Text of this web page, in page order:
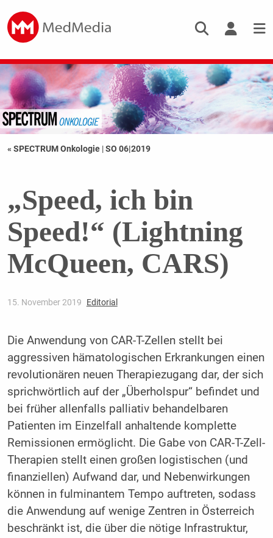
« SPECTRUM Onkologie |SO 06|2019
„Speed, ich bin
Speed!“ (Lightning
McQueen, CARS)
15. November 2019 Editorial
Die Anwendung von CAR-T-Zellen stellt bei
aggressiven hämatologischen Erkrankungen einen
revolutionären neuen Therapiezugang dar, der sich
sprichwörtlich auf der „Überholspur“ befindet und
bei früher allenfalls palliativ behandelbaren
Patienten im Einzelfall anhaltende komplette
Remissionen ermöglicht. Die Gabe von CAR-T-Zell-
Therapien stellt einen großen logistischen (und
finanziellen) Aufwand dar, und Nebenwirkungen
können in fulminantem Tempo auftreten, sodass
die Anwendung auf wenige Zentren in Österreich
beschränkt ist, die über die nötige Infrastruktur,